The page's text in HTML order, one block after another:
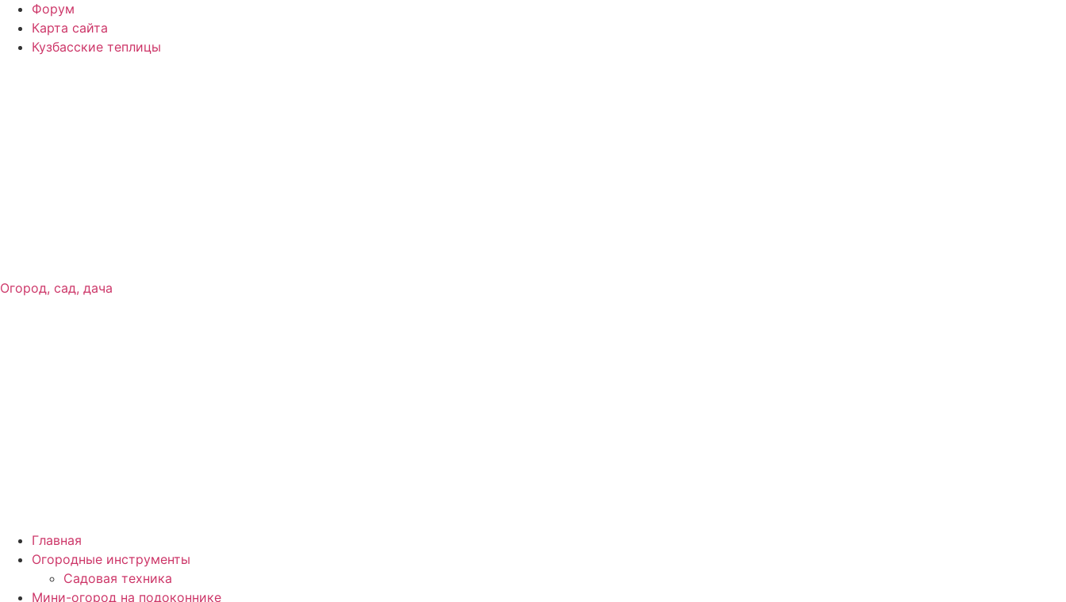
Форум
Карта сайта
Кузбасские теплицы
Огород, сад, дача
Главная
Огородные инструменты
Садовая техника
Мини-огород на подоконнике